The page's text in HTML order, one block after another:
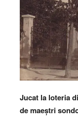
Jucat la loteria
de maeștri